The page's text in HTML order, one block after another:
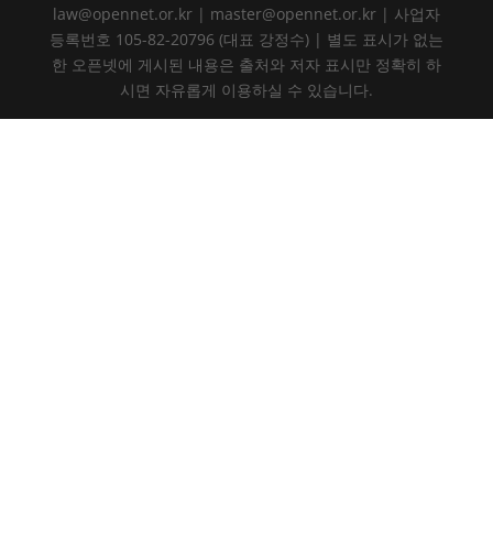
law@opennet.or.kr | master@opennet.or.kr | 사업자
등록번호 105-82-20796 (대표 강정수) | 별도 표시가 없는
한 오픈넷에 게시된 내용은 출처와 저자 표시만 정확히 하
시면 자유롭게 이용하실 수 있습니다.